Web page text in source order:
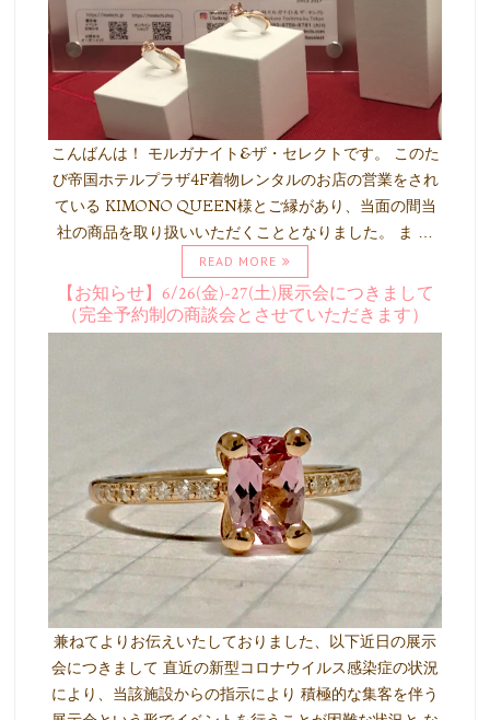
こんばんは！ モルガナイト&ザ・セレクトです。 このた
び帝国ホテルプラザ4F着物レンタルのお店の営業をされ
ている KIMONO QUEEN様とご縁があり、当面の間当
社の商品を取り扱いいただくこととなりました。 ま …
READ MORE
【お知らせ】6/26(金)-27(土)展示会につきまして
（完全予約制の商談会とさせていただきます）
兼ねてよりお伝えいたしておりました、以下近日の展示
会につきまして 直近の新型コロナウイルス感染症の状況
により、当該施設からの指示により 積極的な集客を伴う